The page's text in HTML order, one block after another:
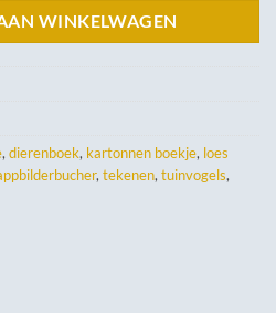
WINKELWAGEN
, dierenboek, kartonnen boekje, loes
, tekenen, tuinvogels,